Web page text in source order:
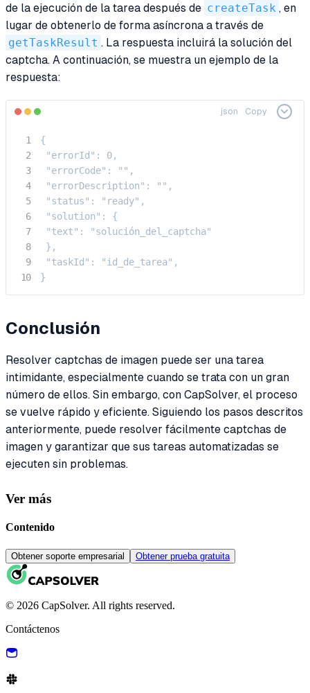
de la ejecución de la tarea después de createTask , en
lugar de obtenerlo de forma asíncrona a través de
getTaskResult . La respuesta incluirá la solución del
captcha. A continuación, se muestra un ejemplo de la
respuesta:
json Copy
{
"errorId": 0,
"errorCode": "",
"errorDescription": "",
"status": "ready",
"solution": {
"text": "solución_del_captcha"
},
"taskId": "id_de_tarea",
}
Conclusión
Resolver captchas de imagen puede ser una tarea
intimidante, especialmente cuando se trata con un gran
número de ellos. Sin embargo, con CapSolver, el proceso
se vuelve rápido y eficiente. Siguiendo los pasos descritos
anteriormente, puede resolver fácilmente captchas de
imagen y garantizar que sus tareas automatizadas se
ejecuten sin problemas.
Ver más
Contenido
Obtener soporte empresarial Obtener prueba gratuita
© 2026 CapSolver. All rights reserved.
Contáctenos